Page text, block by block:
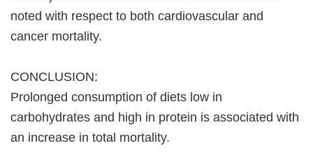
noted with respect to both cardiovascular and
cancer mortality.
CONCLUSION:
Prolonged consumption of diets low in
carbohydrates and high in protein is associated with
an increase in total mortality.